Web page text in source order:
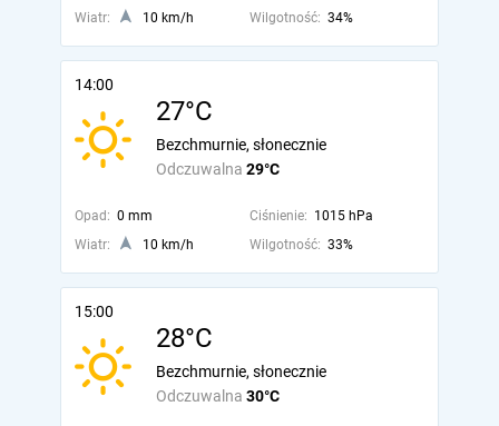
Wiatr:
10 km/h Wilgotność: 34%
14:00
27°C
Odczuwalna 29°C
Bezchmurnie, słonecznie
Opad: 0 mm Ciśnienie: 1015 hPa
Wiatr:
10 km/h Wilgotność: 33%
15:00
28°C
Odczuwalna 30°C
Bezchmurnie, słonecznie